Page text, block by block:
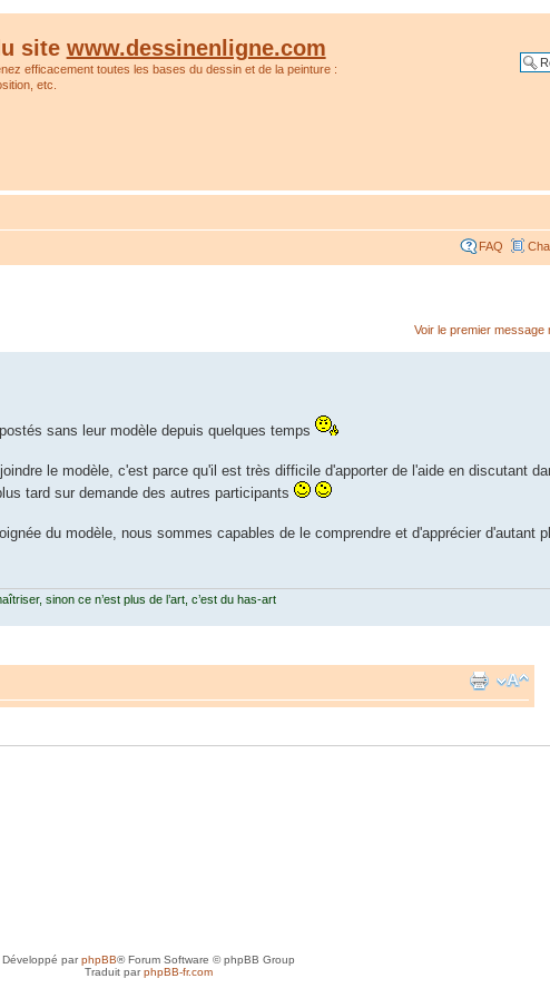
site www.dessinenligne.com
efficacement toutes les bases du dessin et de la peinture :
etc.
FAQ
Voir le premier message
sans leur modèle depuis quelques temps
le modèle, c'est parce qu'il est très difficile d'apporter de l'aide en discutant
tard sur demande des autres participants
du modèle, nous sommes capables de le comprendre et d'apprécier d'autant
sinon ce n’est plus de l’art, c’est du has-art
Développé parphpBB® Forum Software © phpBB Group
Traduit parphpBB-fr.com